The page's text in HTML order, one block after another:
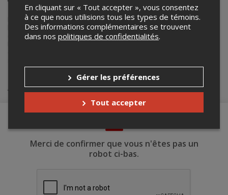
Facebook Linkedin PinterestEnvoyer
par
courriel
Lepointdevente.com agit à titre de mandataire pour Kool Clubdans
le cadre de l’affichage en ligne et la vente de billets pour ses
événements.
Pour plus d’information à propos de cet événement, veuillez
Achat de billets
Merci de confirmer que vous n'êtes pas un
robot ci-bas.
En cliquant sur « Tout accepter », vous consentez
à ce que nous utilisions tous les types de témoins.
Des informations complémentaires se trouvent
dans nos politiques de confidentialités.
Gérer les préférences
Tout accepter